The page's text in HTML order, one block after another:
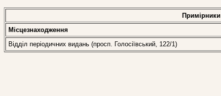
Примірники
Місцезнаходження
Відділ періодичних видань (просп. Голосіївський, 122/1)